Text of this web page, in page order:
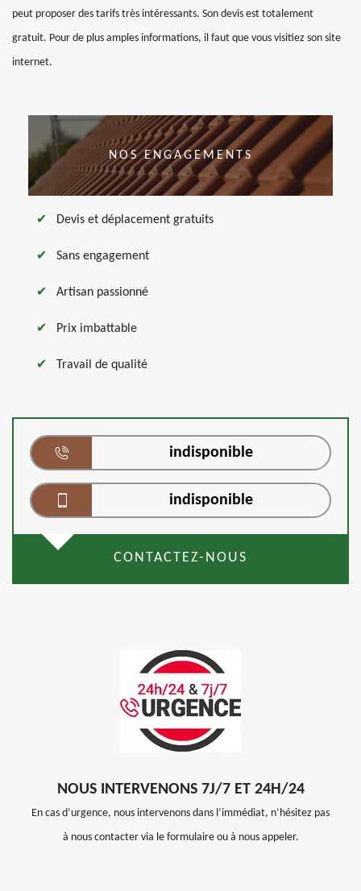
peut proposer des tarifs très intéressants. Son devis est totalement
gratuit. Pour de plus amples informations, il faut que vous visitiez son site
internet.
NOS ENGAGEMENTS
Devis et déplacement gratuits
Sans engagement
Artisan passionné
Prix imbattable
Travail de qualité
indisponible
indisponible
CONTACTEZ-NOUS
NOUS INTERVENONS 7J/7 ET 24H/24
En cas d’urgence, nous intervenons dans l’immédiat, n’hésitez pas
à nous contacter via le formulaire ou à nous appeler.